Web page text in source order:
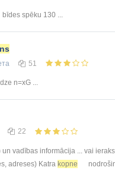
bīdes spēku 130 ...
51
n=xG ...
22
un vadības informācija ... vai
adreses) Katra kopne